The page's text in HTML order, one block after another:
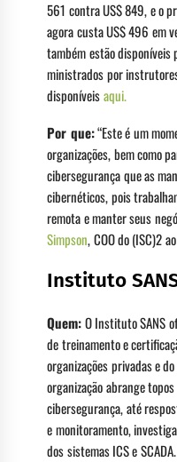
561 contra US$ 849, e o
agora custa US$ 496 em
também estão disponíveis
ministrados por
disponíveisaqui.
Por que:“Este é um
organizações, bem como
cibersegurança que as
cibernéticos, pois
remota e manter seus
Simpson, COO do (ISC)2
Instituto
Quem:O Instituto SANS
de treinamento e
organizações privadas e
organização abrange
cibersegurança, até
e monitoramento,
dos sistemas ICS e SCADA.